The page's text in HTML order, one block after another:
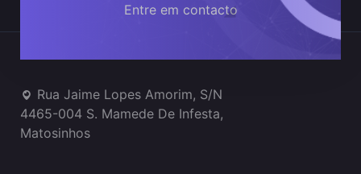
Entre em contacto
Rua Jaime Lopes Amorim, S/N
4465-004 S. Mamede De Infesta,
Matosinhos